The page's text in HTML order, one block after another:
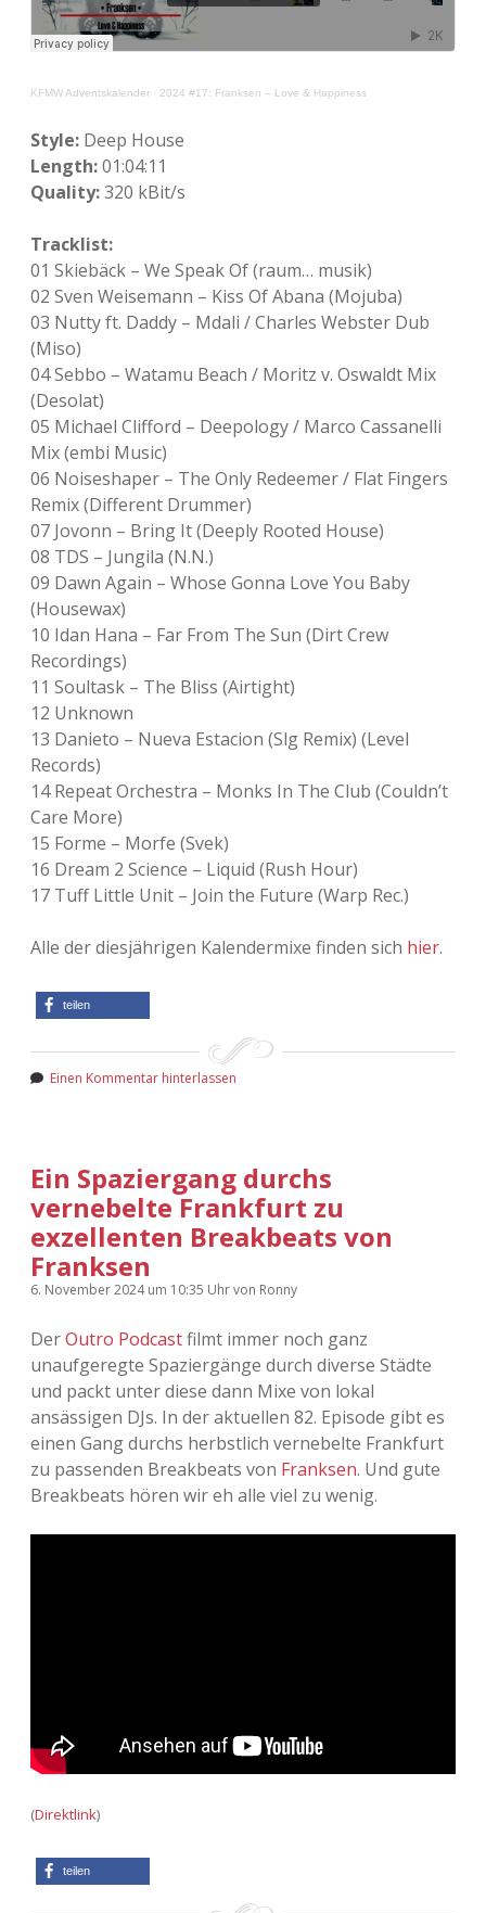
KFMW Adventskalender · 2024 #17: Franksen – Love & Happiness
Style: Deep House
Length:01:04:11
Quality:320 kBit/s
Tracklist:
01 Skiebäck – We Speak Of (raum… musik)
02 Sven Weisemann – Kiss Of Abana (Mojuba)
03 Nutty ft. Daddy – Mdali / Charles Webster Dub
(Miso)
04 Sebbo – Watamu Beach / Moritz v. Oswaldt Mix
(Desolat)
05 Michael Clifford – Deepology / Marco Cassanelli
Mix (embi Music)
06 Noiseshaper – The Only Redeemer / Flat Fingers
Remix (Different Drummer)
07 Jovonn – Bring It (Deeply Rooted House)
08 TDS – Jungila (N.N.)
09 Dawn Again – Whose Gonna Love You Baby
(Housewax)
10 Idan Hana – Far From The Sun (Dirt Crew
Recordings)
11 Soultask – The Bliss (Airtight)
12 Unknown
13 Danieto – Nueva Estacion (Slg Remix) (Level
Records)
14 Repeat Orchestra – Monks In The Club (Couldn’t
Care More)
15 Forme – Morfe (Svek)
16 Dream 2 Science – Liquid (Rush Hour)
17 Tuff Little Unit – Join the Future (Warp Rec.)
Alle der diesjährigen Kalendermixe finden sich hier.
teilen
Einen Kommentar hinterlassen
Ein Spaziergang durchs
vernebelte Frankfurt zu
exzellenten Breakbeats von
Franksen
6. November 2024um 10:35 Uhrvon Ronny
DerOutro Podcastfilmt immer noch ganz
unaufgeregte Spaziergänge durch diverse Städte
und packt unter diese dann Mixe von lokal
ansässigen DJs. In der aktuellen 82. Episode gibt es
einen Gang durchs herbstlich vernebelte Frankfurt
zu passenden Breakbeats von Franksen. Und gute
Breakbeats hören wir eh alle viel zu wenig.
(Direktlink)
teilen